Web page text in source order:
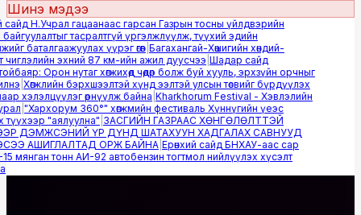
Шинэ мэдээ
Н.Учрал гацаанаас гарсан Газрын тосны үйлдвэрийн
тасралтгүй үргэлжлүүлж, түүхий эдийн
баталгаажуулах үүрэг өгөв|Багахангай-Хөшигийн хөндий-
эхний 87 км-ийн ажил дуусчээ|Шадар сайд
Орон нутаг хөгжихөд чөдөр болж буй хууль, эрхзүйн орчныг
|Хөгжлийн бэрхшээлтэй хүнд ээлтэй улсын төсвийг бүрдүүлэх
хэлэлцүүлэг өрнүүлж байна|Kharkhorum Festival - Хэвлэлийн
|"Хархорум 360°" хөгжмийн фестиваль Хүннүгийн үеэс
"аялуулна"|ЗАСГИЙН ГАЗРААС ХӨНГӨЛӨЛТТЭЙ
ДЭМЖСЭНИЙ ҮР ДҮНД ШАТАХУУН ХАДГАЛАХ САВНУУД
АШИГЛАЛТАД ОРЖ БАЙНА|Ерөнхий сайд БНХАУ-аас сар
мянган тонн АИ-92 автобензин тогтмол нийлүүлэх хүсэлт